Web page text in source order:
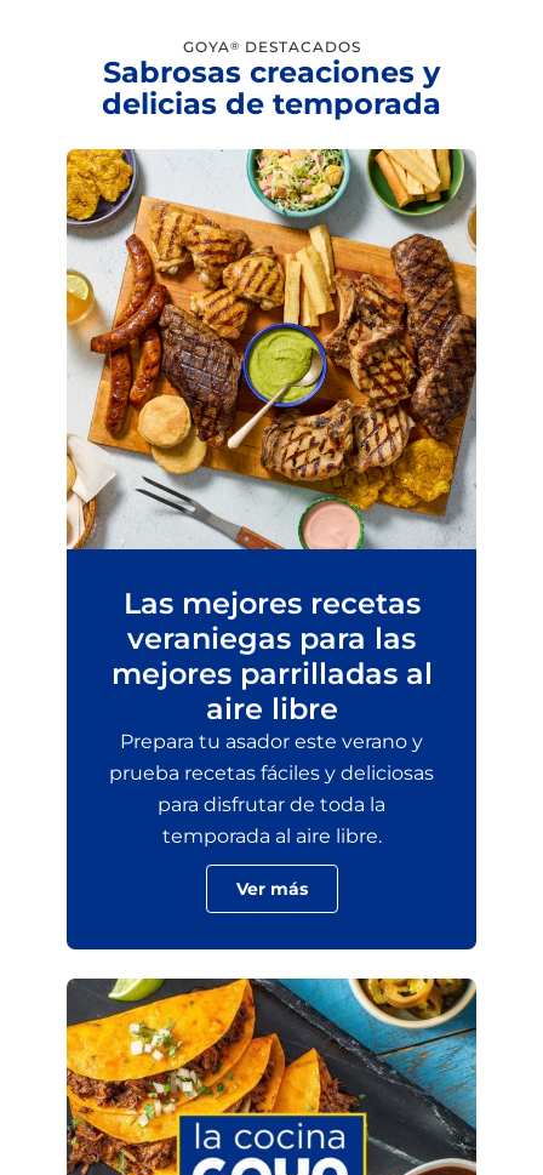
GOYA® DESTACADOS
Sabrosas creaciones y
delicias de temporada
Las mejores recetas
veraniegas para las
mejores parrilladas al
aire libre
Prepara tu asador este verano y
prueba recetas fáciles y deliciosas
para disfrutar de toda la
temporada al aire libre.
Ver más